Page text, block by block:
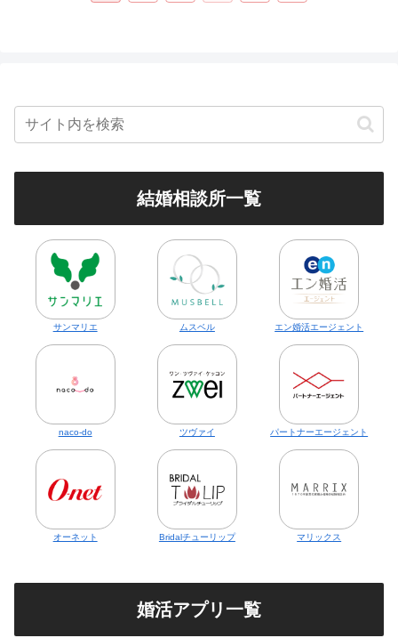
結婚相談所一覧
サンマリエ ムスベル エン婚活エージェント
naco-do ツヴァイ パートナーエージェント
オーネット Bridalチューリップ マリックス
婚活アプリ一覧